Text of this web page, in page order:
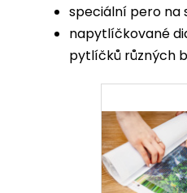
speciální pero na
napytlíčkované
pytlíčků různých